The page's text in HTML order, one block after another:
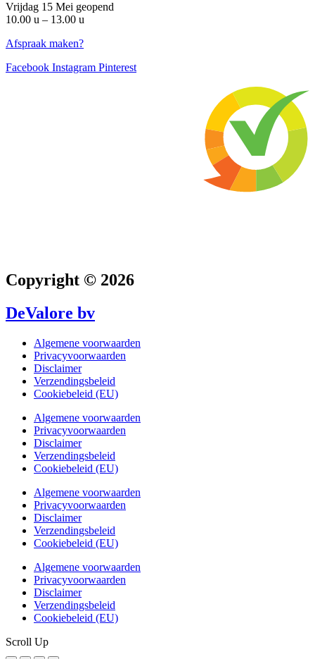
Vrijdag 15 Mei geopend
10.00 u – 13.00 u
Afspraak maken?
Facebook Instagram Pinterest
Copyright © 2026
DeValore bv
Algemene voorwaarden
Privacyvoorwaarden
Disclaimer
Verzendingsbeleid
Cookiebeleid (EU)
Algemene voorwaarden
Privacyvoorwaarden
Disclaimer
Verzendingsbeleid
Cookiebeleid (EU)
Algemene voorwaarden
Privacyvoorwaarden
Disclaimer
Verzendingsbeleid
Cookiebeleid (EU)
Algemene voorwaarden
Privacyvoorwaarden
Disclaimer
Verzendingsbeleid
Cookiebeleid (EU)
Scroll Up